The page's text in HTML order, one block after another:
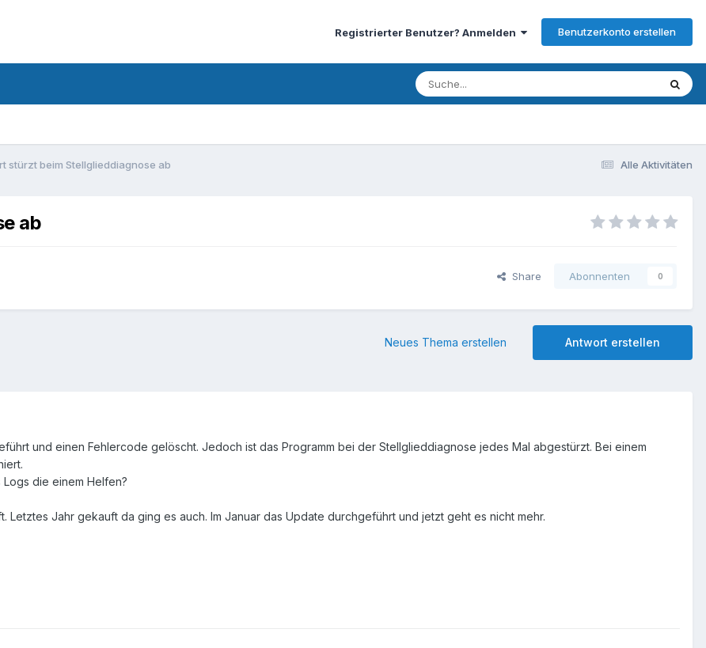
Registrierter Benutzer? Anmelden Benutzerkonto erstellen
Alle Aktivitäten
stürzt beim Stellglieddiagnose ab
ab
Share Abonnenten 0
Antwort erstellen
Neues Thema erstellen
und einen Fehlercode gelöscht. Jedoch ist das Programm bei der Stellglieddiagnose jedes Mal abgestürzt. Bei einem
die einem Helfen?
Letztes Jahr gekauft da ging es auch. Im Januar das Update durchgeführt und jetzt geht es nicht mehr.